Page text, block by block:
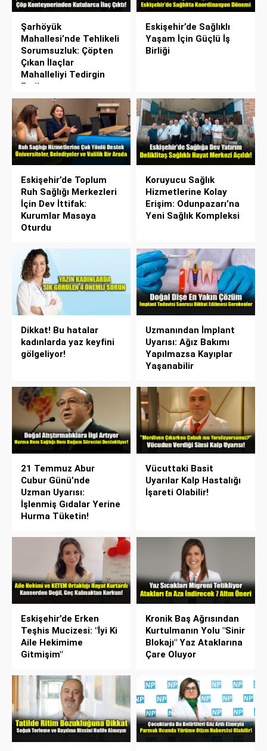
Şarhöyük
Mahallesi’nde Tehlikeli
Sorumsuzluk: Çöpten
Çıkan İlaçlar
Mahalleliyi Tedirgin
Etti!
Eskişehir’de Sağlıklı
Yaşam İçin Güçlü İş
Birliği
Eskişehir’de Toplum
Ruh Sağlığı Merkezleri
İçin Dev İttifak:
Kurumlar Masaya
Oturdu
Koruyucu Sağlık
Hizmetlerine Kolay
Erişim: Odunpazarı’na
Yeni Sağlık Kompleksi
Dikkat! Bu hatalar
kadınlarda yaz keyfini
gölgeliyor!
Uzmanından İmplant
Uyarısı: Ağız Bakımı
Yapılmazsa Kayıplar
Yaşanabilir
21 Temmuz Abur
Cubur Günü’nde
Uzman Uyarısı:
İşlenmiş Gıdalar Yerine
Hurma Tüketin!
Vücuttaki Basit
Uyarılar Kalp Hastalığı
İşareti Olabilir!
Eskişehir’de Erken
Teşhis Mucizesi: "İyi Ki
Aile Hekimime
Gitmişim"
Kronik Baş Ağrısından
Kurtulmanın Yolu "Sinir
Blokajı" Yaz Ataklarına
Çare Oluyor